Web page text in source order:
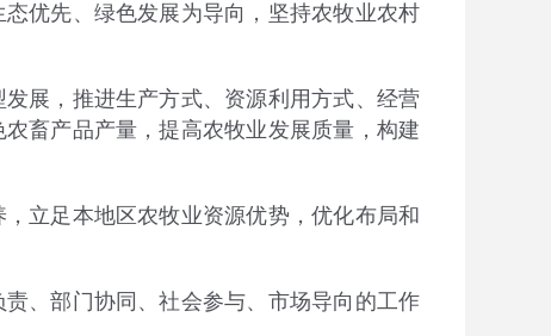
优先、绿色发展为导向，坚持农牧业农村
展，推进生产方式、资源利用方式、经营
畜产品产量，提高农牧业发展质量，构建
立足本地区农牧业资源优势，优化布局和
、部门协同、社会参与、市场导向的工作